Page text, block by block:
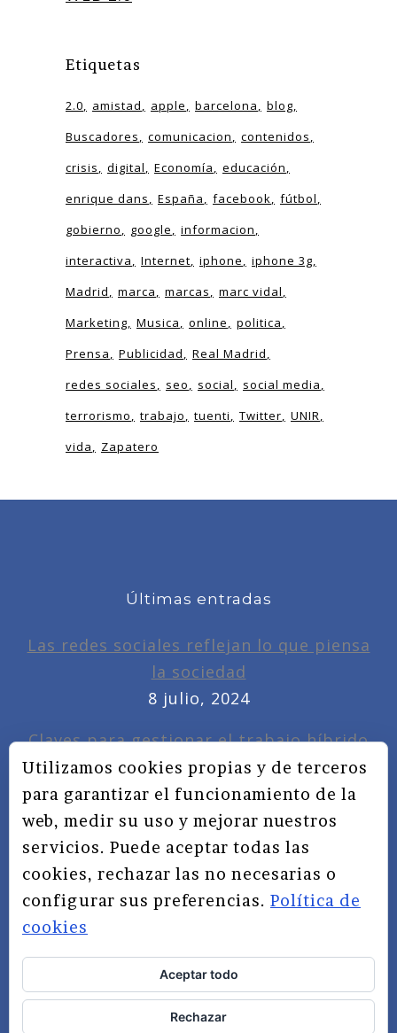
Etiquetas
2.0 amistad apple barcelona
blog
Buscadores
comunicacion
contenidos
crisis
digital Economía
educación
enrique dans
España facebook
fútbol
gobierno
google
informacion
interactiva
Internet iphone
iphone 3g
Madrid
marca marcas
marc vidal
Marketing
Musica online
politica
Prensa
Publicidad
Real Madrid
redes sociales
seo social
social media
terrorismo
trabajo tuenti Twitter
UNIR
vida
Zapatero
Últimas entradas
Las redes sociales reflejan lo que piensa
la sociedad
8 julio, 2024
Claves para gestionar el trabajo híbrido
7 noviembre, 2022
Privacidad, redes sociales y educación
3 septiembre, 2019
TÉRMINOS Y CONDICIONES
AVISO LEGAL
Utilizamos cookies propias y de terceros
para garantizar el funcionamiento de la
web, medir su uso y mejorar nuestros
servicios. Puede aceptar todas las
cookies, rechazar las no necesarias o
configurar sus preferencias. Política de
cookies
Aceptar todo
Rechazar